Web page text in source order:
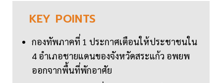
KEY POINTS
กองทัพภาคที่ 1 ประกาศเตือนให้ประชาชนใน
4 อำเภอชายแดนของจังหวัดสระแก้ว อพยพ
ออกจากพื้นที่พักอาศัย